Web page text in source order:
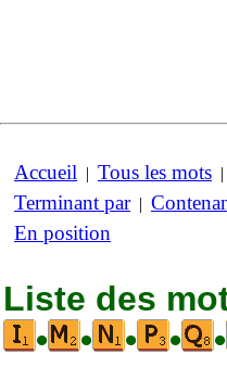
Accueil | Tous les mots |
Terminant par|
En position
Liste des
•
• • • •